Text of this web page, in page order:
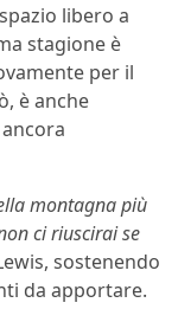
libero a
stagione è
per il
è anche
montagna più
ci riuscirai se
sostenendo
da apportare.